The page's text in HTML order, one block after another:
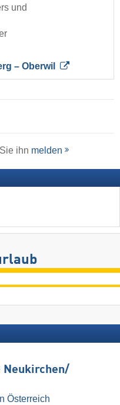
und
– Oberwil
ihn melden
Neukirchen/​
Österreich